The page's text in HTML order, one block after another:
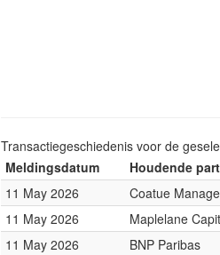
Transactiegeschiedenis voor de
Meldingsdatum
Houdende
11 May 2026
Coatue
11 May 2026
Maplelane
11 May 2026
BNP Paribas